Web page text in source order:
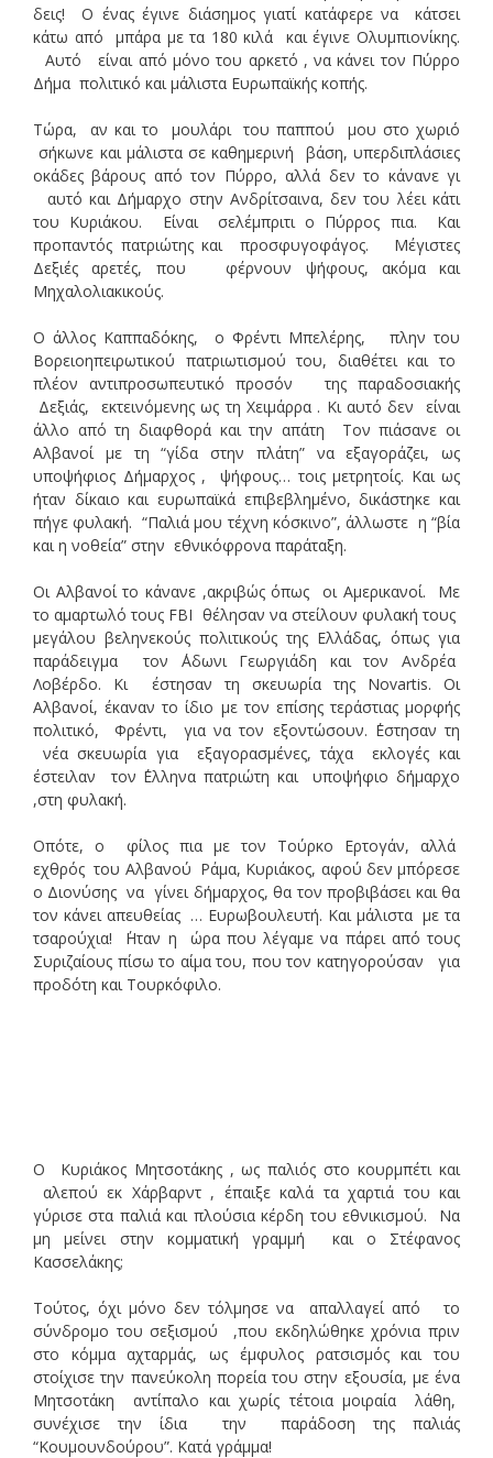
δεις! Ο ένας έγινε διάσημος γιατί κατάφερε να κάτσει
κάτω από μπάρα με τα 180 κιλά και έγινε Ολυμπιονίκης.
Αυτό είναι από μόνο του αρκετό , να κάνει τον Πύρρο
Δήμα πολιτικό και μάλιστα Ευρωπαϊκής κοπής.
Τώρα, αν και το μουλάρι του παππού μου στο χωριό
σήκωνε και μάλιστα σε καθημερινή βάση, υπερδιπλάσιες
οκάδες βάρους από τον Πύρρο, αλλά δεν το κάνανε γι
αυτό και Δήμαρχο στην Ανδρίτσαινα, δεν του λέει κάτι
του Κυριάκου. Είναι σελέμπριτι ο Πύρρος πια. Και
προπαντός πατριώτης και προσφυγοφάγος. Μέγιστες
Δεξιές αρετές, που φέρνουν ψήφους, ακόμα και
Μηχαλολιακικούς.
Ο άλλος Καππαδόκης, ο Φρέντι Μπελέρης, πλην του
Βορειοηπειρωτικού πατριωτισμού του, διαθέτει και το
πλέον αντιπροσωπευτικό προσόν της παραδοσιακής
Δεξιάς, εκτεινόμενης ως τη Χειμάρρα . Κι αυτό δεν είναι
άλλο από τη διαφθορά και την απάτη Τον πιάσανε οι
Αλβανοί με τη “γίδα στην πλάτη” να εξαγοράζει, ως
υποψήφιος Δήμαρχος , ψήφους… τοις μετρητοίς. Και ως
ήταν δίκαιο και ευρωπαϊκά επιβεβλημένο, δικάστηκε και
πήγε φυλακή. “Παλιά μου τέχνη κόσκινο”, άλλωστε η “βία
και η νοθεία” στην εθνικόφρονα παράταξη.
Οι Αλβανοί το κάνανε ,ακριβώς όπως οι Αμερικανοί. Με
το αμαρτωλό τους FBI θέλησαν να στείλουν φυλακή τους
μεγάλου βεληνεκούς πολιτικούς της Ελλάδας, όπως για
παράδειγμα τον ΄Αδωνι Γεωργιάδη και τον Ανδρέα
Λοβέρδο. Κι έστησαν τη σκευωρία της Νovartis. Οι
Αλβανοί, έκαναν το ίδιο με τον επίσης τεράστιας μορφής
πολιτικό, Φρέντι, για να τον εξοντώσουν. ΄Εστησαν τη
νέα σκευωρία για εξαγορασμένες, τάχα εκλογές και
έστειλαν τον ΄Ελληνα πατριώτη και υποψήφιο δήμαρχο
,στη φυλακή.
Οπότε, ο φίλος πια με τον Τούρκο Ερτογάν, αλλά
εχθρός του Αλβανού Ράμα, Κυριάκος, αφού δεν μπόρεσε
ο Διονύσης να γίνει δήμαρχος, θα τον προβιβάσει και θα
τον κάνει απευθείας … Ευρωβουλευτή. Και μάλιστα με τα
τσαρούχια! ΄Ηταν η ώρα που λέγαμε να πάρει από τους
Συριζαίους πίσω το αίμα του, που τον κατηγορούσαν για
προδότη και Τουρκόφιλο.
Ο Κυριάκος Μητσοτάκης , ως παλιός στο κουρμπέτι και
αλεπού εκ Χάρβαρντ , έπαιξε καλά τα χαρτιά του και
γύρισε στα παλιά και πλούσια κέρδη του εθνικισμού. Να
μη μείνει στην κομματική γραμμή και ο Στέφανος
Κασσελάκης;
Τούτος, όχι μόνο δεν τόλμησε να απαλλαγεί από το
σύνδρομο του σεξισμού ,που εκδηλώθηκε χρόνια πριν
στο κόμμα αχταρμάς, ως έμφυλος ρατσισμός και του
στοίχισε την πανεύκολη πορεία του στην εξουσία, με ένα
Μητσοτάκη αντίπαλο και χωρίς τέτοια μοιραία λάθη,
συνέχισε την ίδια την παράδοση της παλιάς
“Κουμουνδούρου”. Κατά γράμμα!